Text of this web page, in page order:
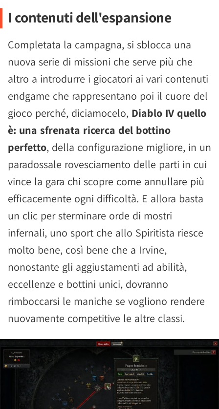
I contenuti dell'espansione
Completata la campagna, si sblocca una
nuova serie di missioni che serve più che
altro a introdurre i giocatori ai vari contenuti
endgame che rappresentano poi il cuore del
gioco perché, diciamocelo, Diablo IV quello
è: una sfrenata ricerca del bottino
perfetto, della configurazione migliore, in un
paradossale rovesciamento delle parti in cui
vince la gara chi scopre come annullare più
efficacemente ogni difficoltà. E allora basta
un clic per sterminare orde di mostri
infernali, uno sport che allo Spiritista riesce
molto bene, così bene che a Irvine,
nonostante gli aggiustamenti ad abilità,
eccellenze e bottini unici, dovranno
rimboccarsi le maniche se vogliono rendere
nuovamente competitive le altre classi.